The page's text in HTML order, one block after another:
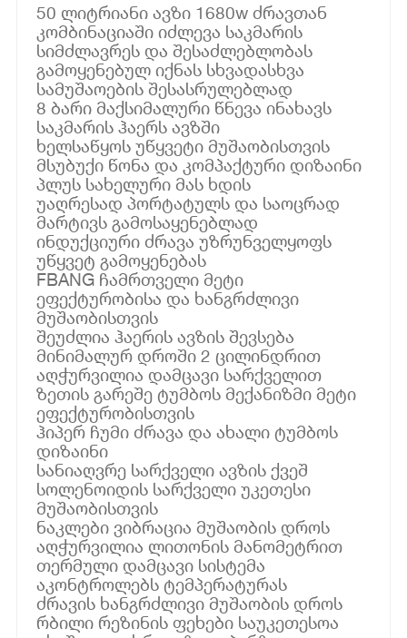
50 ლიტრიანი ავზი 1680w ძრავთან
კომბინაციაში იძლევა საკმარის
სიმძლავრეს და შესაძლებლობას
გამოყენებულ იქნას სხვადასხვა
სამუშაოების შესასრულებლად
8 ბარი მაქსიმალური წნევა ინახავს
საკმარის ჰაერს ავზში
ხელსაწყოს უწყვეტი მუშაობისთვის
მსუბუქი წონა და კომპაქტური დიზაინი
პლუს სახელური მას ხდის
უაღრესად პორტატულს და საოცრად
მარტივს გამოსაყენებლად
ინდუქციური ძრავა უზრუნველყოფს
უწყვეტ გამოყენებას
FBANG ჩამრთველი მეტი
ეფექტურობისა და ხანგრძლივი
მუშაობისთვის
შეუძლია ჰაერის ავზის შევსება
მინიმალურ დროში 2 ცილინდრით
აღჭურვილია დამცავი სარქველით
ზეთის გარეშე ტუმბოს მექანიზმი მეტი
ეფექტურობისთვის
ჰიპერ ჩუმი ძრავა და ახალი ტუმბოს
დიზაინი
სანიაღვრე სარქველი ავზის ქვეშ
სოლენოიდის სარქველი უკეთესი
მუშაობისთვის
ნაკლები ვიბრაცია მუშაობის დროს
აღჭურვილია ლითონის მანომეტრით
თერმული დამცავი სისტემა
აკონტროლებს ტემპერატურას
ძრავის ხანგრძლივი მუშაობის დროს
რბილი რეზინის ფეხები საუკეთესოა